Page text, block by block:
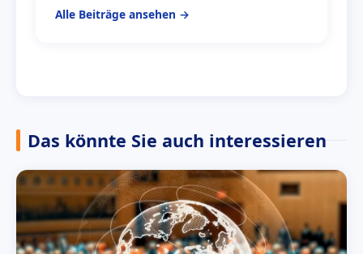
Alle Beiträge ansehen →
Das könnte Sie auch interessieren